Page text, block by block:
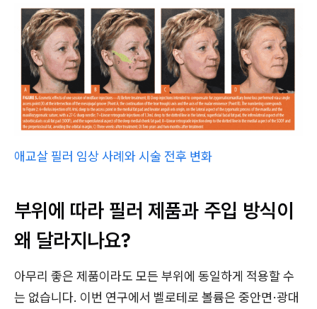
애교살 필러 임상 사례와 시술 전후 변화
부위에 따라 필러 제품과 주입 방식이
왜 달라지나요?
아무리 좋은 제품이라도 모든 부위에 동일하게 적용할 수
는 없습니다. 이번 연구에서 벨로테로 볼륨은 중안면·광대